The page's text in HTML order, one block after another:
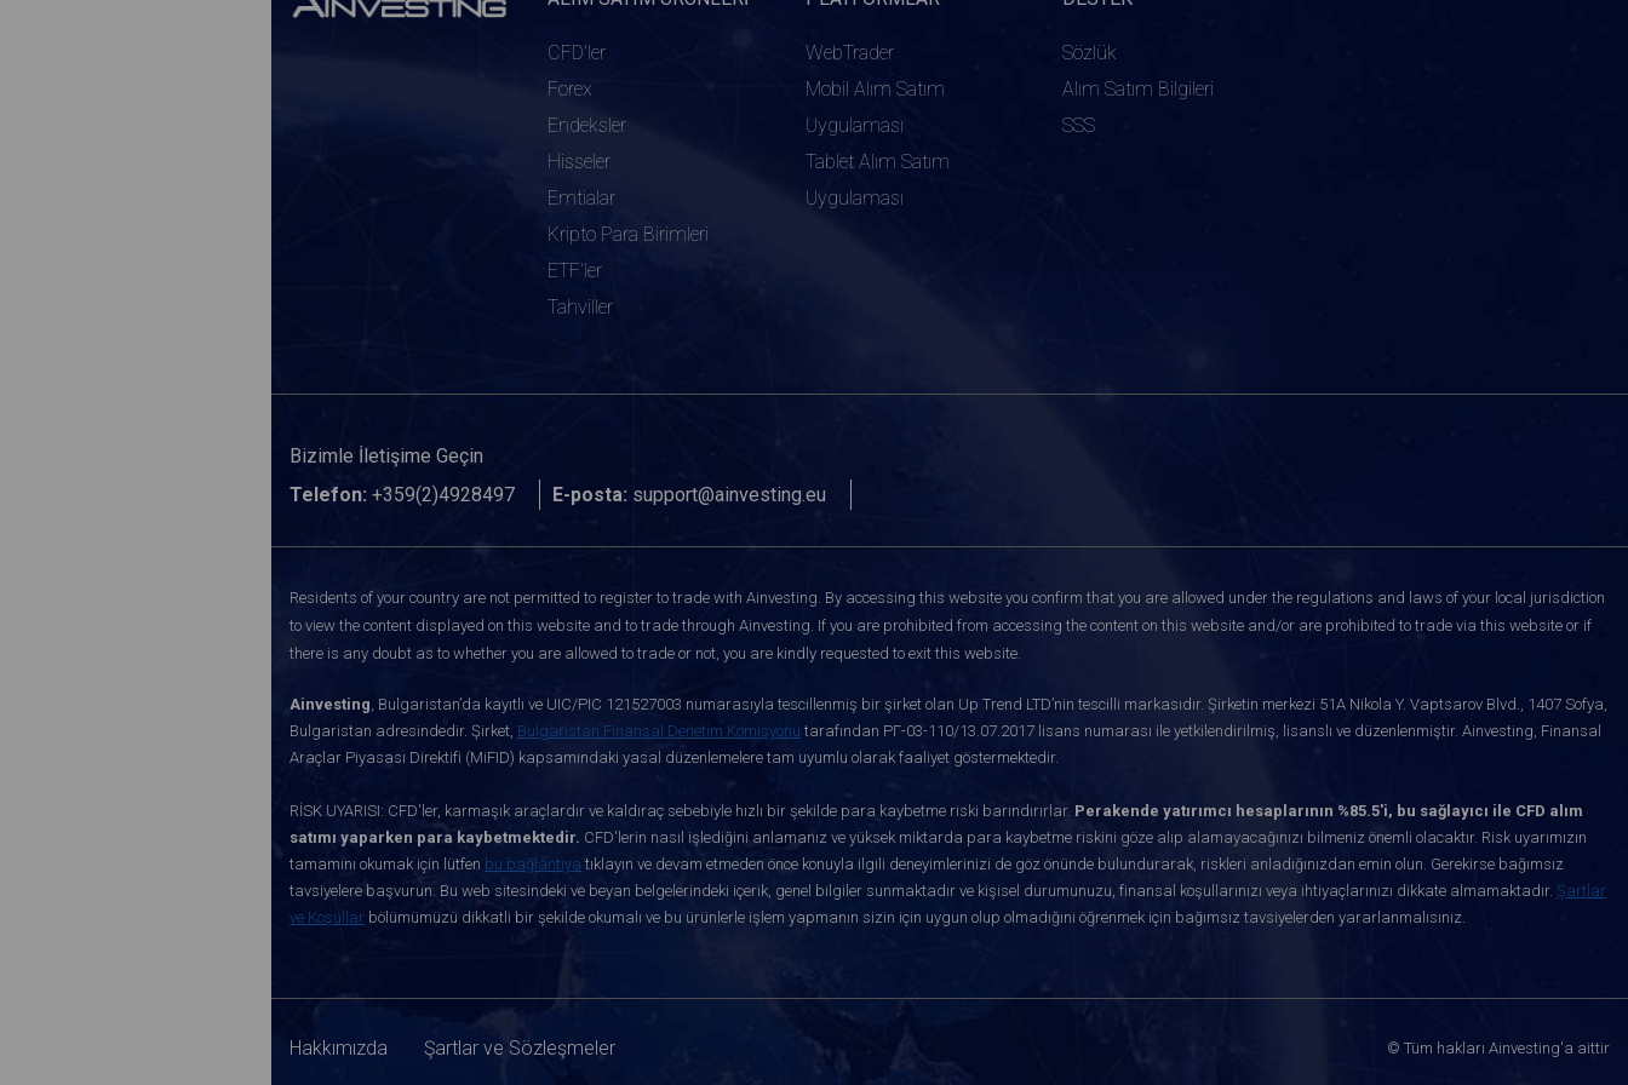
CFD'ler
Forex
Endeksler
Hisseler
Emtialar
Kripto Para Birimleri
ETF'ler
Tahviller
WebTrader
Mobil Alım Satım
Uygulaması
Tablet Alım Satım
Uygulaması
Sözlük
Alım Satım Bilgileri
SSS
Bizimle İletişime Geçin
Telefon: +359(2)4928497 E-posta: support@ainvesting.eu
Residents of your country are not permitted to register to trade with Ainvesting. By accessing this website you confirm that you are allowed under the regulations and laws of your local jurisdiction
to view the content displayed on this website and to trade through Ainvesting. If you are prohibited from accessing the content on this website and/or are prohibited to trade via this website or if
there is any doubt as to whether you are allowed to trade or not, you are kindly requested to exit this website.
Ainvesting, Bulgaristan’da kayıtlı ve UIC/PIC 121527003 numarasıyla tescillenmiş bir şirket olan Up Trend LTD’nin tescilli markasıdır. Şirketin merkezi 51A Nikola Y. Vaptsarov Blvd., 1407 Sofya,
Bulgaristan adresindedir. Şirket, Bulgaristan Finansal Denetim Komisyonu tarafından РГ-03-110/13.07.2017 lisans numarası ile yetkilendirilmiş, lisanslı ve düzenlenmiştir. Ainvesting, Finansal
Araçlar Piyasası Direktifi (MiFID) kapsamındaki yasal düzenlemelere tam uyumlu olarak faaliyet göstermektedir.
RİSK UYARISI: CFD'ler, karmaşık araçlardır ve kaldıraç sebebiyle hızlı bir şekilde para kaybetme riski barındırırlar. Perakende yatırımcı hesaplarının %85.5'i, bu sağlayıcı ile CFD alım
satımı yaparken para kaybetmektedir. CFD'lerin nasıl işlediğini anlamanız ve yüksek miktarda para kaybetme riskini göze alıp alamayacağınızı bilmeniz önemli olacaktır. Risk uyarımızın
tamamını okumak için lütfen bu bağlantıya tıklayın ve devam etmeden önce konuyla ilgili deneyimlerinizi de göz önünde bulundurarak, riskleri anladığınızdan emin olun. Gerekirse bağımsız
tavsiyelere başvurun. Bu web sitesindeki ve beyan belgelerindeki içerik, genel bilgiler sunmaktadır ve kişisel durumunuzu, finansal koşullarınızı veya ihtiyaçlarınızı dikkate almamaktadır. Şartlar
ve Koşullar bölümümüzü dikkatli bir şekilde okumalı ve bu ürünlerle işlem yapmanın sizin için uygun olup olmadığını öğrenmek için bağımsız tavsiyelerden yararlanmalısınız.
Hakkımızda Şartlar ve Sözleşmeler © Tüm hakları Ainvesting'a aittir